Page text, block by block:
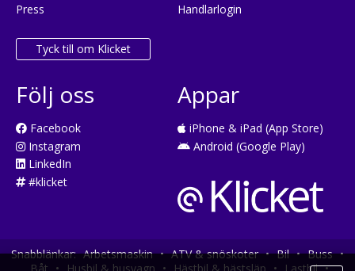
Press
Tyck till om Klicket
Handlarlogin
Följ oss
Facebook
Instagram
LinkedIn
#klicket
Appar
iPhone & iPad (App Store)
Android (Google Play)
Snabblänkar: Arbetsmaskin • ATV & snöskoter • Bil • Buss •